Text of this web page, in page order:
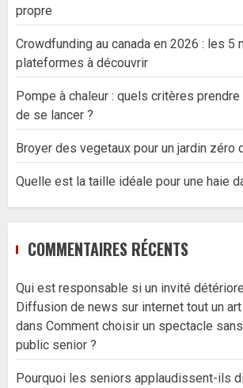
propre
Crowdfunding au canada en 2026 : les 5
plateformes à découvrir
Pompe à chaleur : quels critères
de se lancer ?
Broyer des vegetaux pour un jardin zéro
Quelle est la taille idéale pour une haie
COMMENTAIRES RÉCENTS
Qui est responsable si un invité
Diffusion de news sur internet tout un
dans Comment choisir un spectacle
public senior ?
Pourquoi les seniors applaudissent-ils